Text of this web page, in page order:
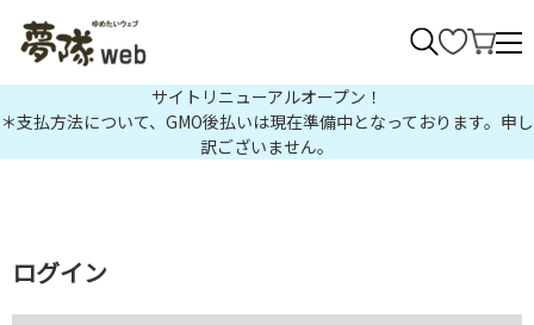
サイトリニューアルオープン！
＊支払方法について、GMO後払いは現在準備中となっております。申し
訳ございません。
ログイン